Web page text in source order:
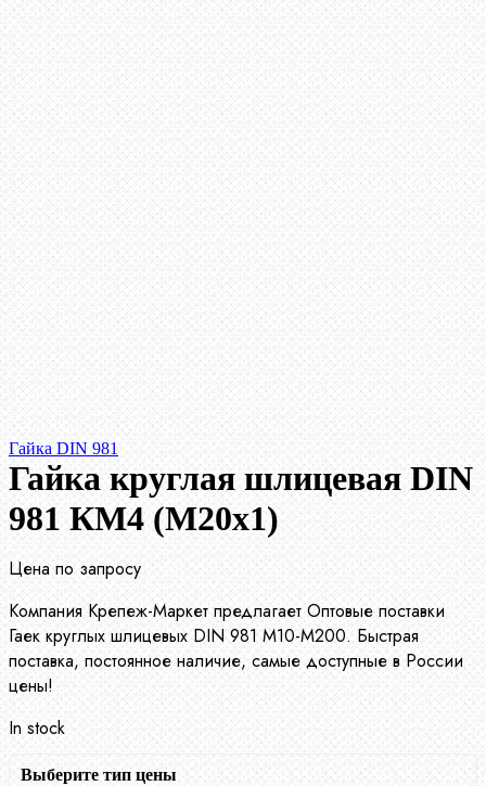
Гайка DIN 981
Гайка круглая шлицевая DIN
981 КМ4 (М20х1)
Цена по запросу
Компания Крепеж-Маркет предлагает Оптовые поставки
Гаек круглых шлицевых DIN 981 М10-М200. Быстрая
поставка, постоянное наличие, самые доступные в России
цены!
In stock
Выберите тип цены